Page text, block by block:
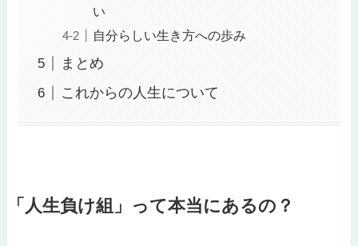
い
自分らしい生き方への歩み
まとめ
これからの人生について
「人生負け組」って本当にあるの？